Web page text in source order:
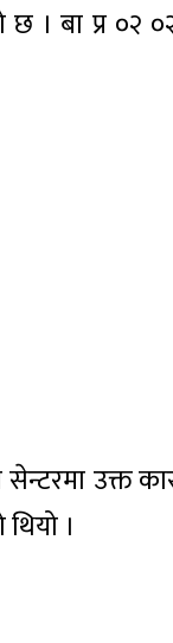
छ । बा प्र ०२
उक्त
।